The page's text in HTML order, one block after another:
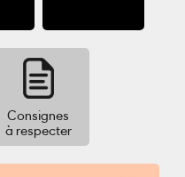
Consignes
à respecter